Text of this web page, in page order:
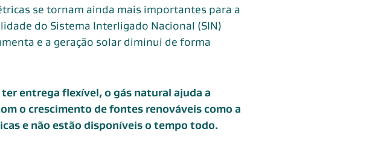
se tornam ainda mais importantes para a
do Sistema Interligado Nacional (SIN)
e a geração solar diminui de forma
entrega flexível, o gás natural ajuda a
o crescimento de fontes renováveis como a
e não estão disponíveis o tempo todo.